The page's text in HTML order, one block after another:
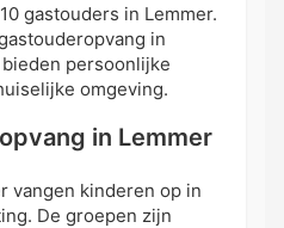
gastouders in Lemmer.
in
persoonlijke
omgeving.
in Lemmer
vangen kinderen op in
De groepen zijn